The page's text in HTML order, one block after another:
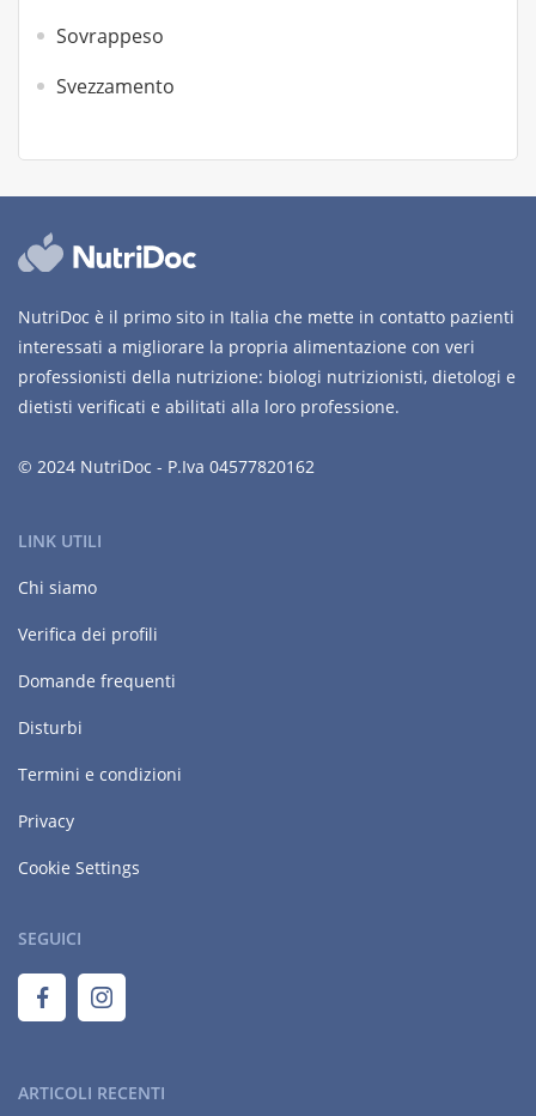
Sovrappeso
Svezzamento
NutriDoc è il primo sito in Italia che mette in contatto pazienti
interessati a migliorare la propria alimentazione con veri
professionisti della nutrizione: biologi nutrizionisti, dietologi e
dietisti verificati e abilitati alla loro professione.
© 2024 NutriDoc - P.Iva 04577820162
LINK UTILI
Chi siamo
Verifica dei profili
Domande frequenti
Disturbi
Termini e condizioni
Privacy
Cookie Settings
SEGUICI
ARTICOLI RECENTI